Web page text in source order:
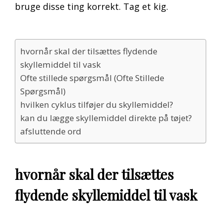
bruge disse ting korrekt. Tag et kig.
hvornår skal der tilsættes flydende
skyllemiddel til vask
Ofte stillede spørgsmål (Ofte Stillede
Spørgsmål)
hvilken cyklus tilføjer du skyllemiddel?
kan du lægge skyllemiddel direkte på tøjet?
afsluttende ord
hvornår skal der tilsættes
flydende skyllemiddel til vask